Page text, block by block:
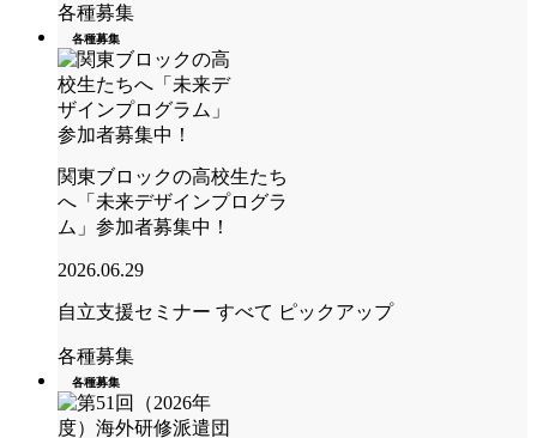
各種募集
各種募集
関東ブロックの高校生たち
へ「未来デザインプログラ
ム」参加者募集中！
2026.06.29
自立支援セミナー すべて ピックアップ
各種募集
各種募集